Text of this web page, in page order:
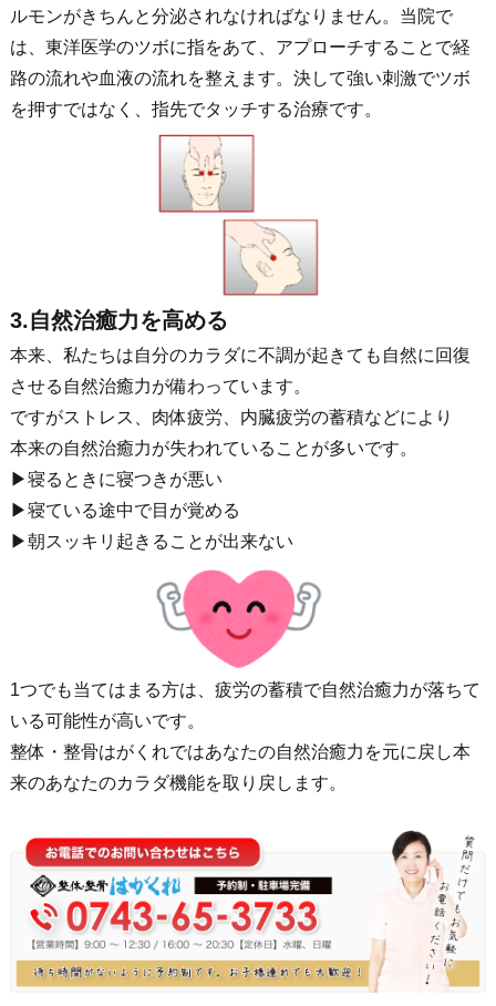
ルモンがきちんと分泌されなければなりません。当院で
は、東洋医学のツボに指をあて、アプローチすることで経
路の流れや血液の流れを整えます。決して強い刺激でツボ
を押すではなく、指先でタッチする治療です。
3.自然治癒力を高める
本来、私たちは自分のカラダに不調が起きても自然に回復
させる自然治癒力が備わっています。
ですがストレス、肉体疲労、内臓疲労の蓄積などにより
本来の自然治癒力が失われていることが多いです。
▶︎寝るときに寝つきが悪い
▶︎寝ている途中で目が覚める
▶︎朝スッキリ起きることが出来ない
1つでも当てはまる方は、疲労の蓄積で自然治癒力が落ちて
いる可能性が高いです。
整体・整骨はがくれではあなたの自然治癒力を元に戻し本
来のあなたのカラダ機能を取り戻します。